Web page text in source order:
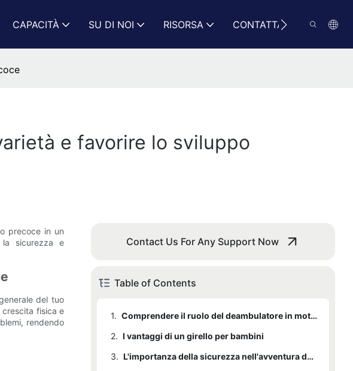
CAPACITÀ SU DI NOI RISORSA CONTATTARCI
e favorire lo sviluppo
precoce in un
la sicurezza e
del tuo
crescita fisica e
rendendo
Contact Us For Any Support Now
Table of Contents
1.
Comprendere il ruolo del deambulatore in moto nello sviluppo precoce
2. I vantaggi di un girello per bambini
3.
L'importanza della sicurezza nell'avventura del tuo bambino con il girello